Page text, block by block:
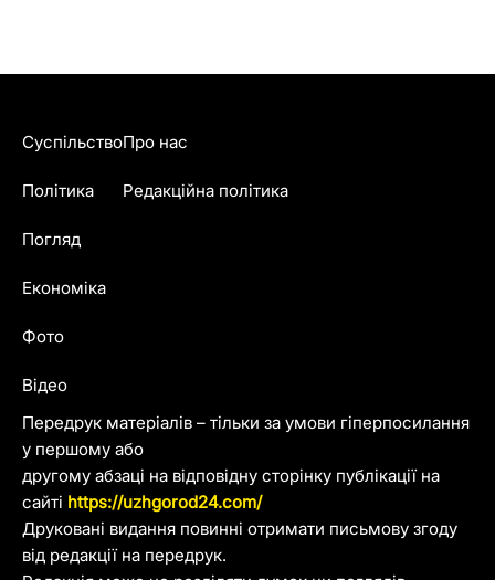
Передрук матеріалів – тільки за умови гіперпосилання
у першому або
другому абзаці на відповідну сторінку публікації на
сайті https://uzhgorod24.com/
Друковані видання повинні отримати письмову згоду
від редакції на передрук.
Суспільство
Політика
Погляд
Економіка
Фото
Відео
Про нас
Редакційна політика